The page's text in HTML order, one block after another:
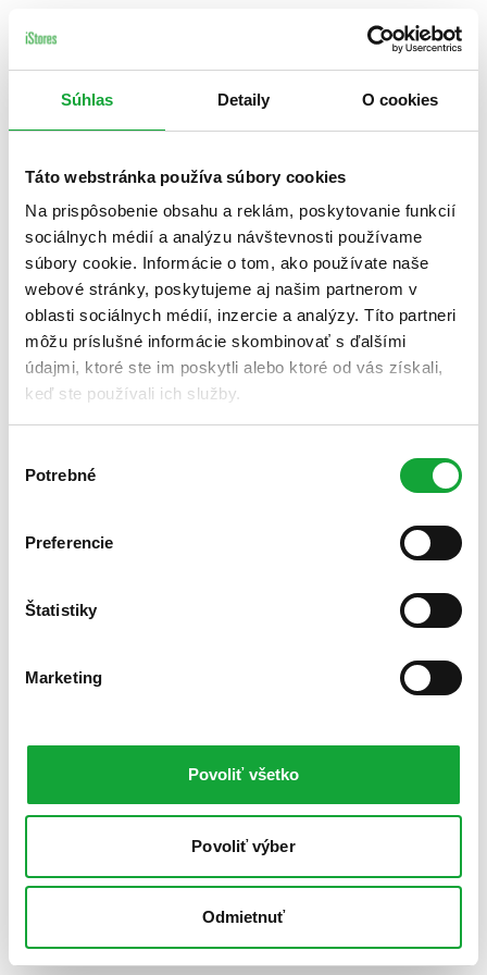
Súhlas Detaily O cookies
Táto webstránka používa súbory cookies
Na prispôsobenie obsahu a reklám, poskytovanie funkcií
sociálnych médií a analýzu návštevnosti používame
súbory cookie. Informácie o tom, ako používate naše
webové stránky, poskytujeme aj našim partnerom v
oblasti sociálnych médií, inzercie a analýzy. Títo partneri
môžu príslušné informácie skombinovať s ďalšími
údajmi, ktoré ste im poskytli alebo ktoré od vás získali,
keď ste používali ich služby.
súhlasu
Potrebné
Preferencie
Štatistiky
Marketing
Povoliť všetko
Povoliť výber
Odmietnuť